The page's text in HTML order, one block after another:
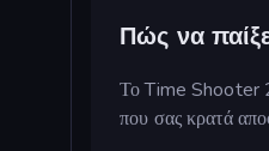
Πώς να
Το Time Shooter 2
που σας κρατά